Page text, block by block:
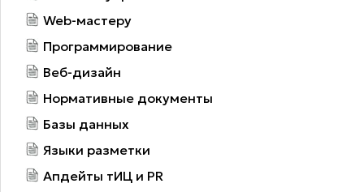
Web-мастеру
Программирование
Веб-дизайн
Нормативные документы
Базы данных
Языки разметки
Апдейты тИЦ и PR